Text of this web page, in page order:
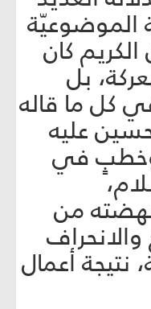
الموضوعيّة
الكريم كان
بل
كل ما قاله
عليه
وخطبٍ في
من
نتيجة أعمال